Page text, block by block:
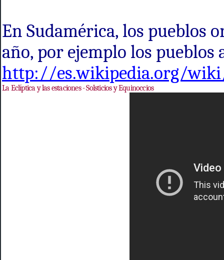
En Sudamérica, los pueblos
año, por ejemplo los
http://es.wikipedia.org/
La Eclíptica y las estaciones - Solsticios y Equinoccios